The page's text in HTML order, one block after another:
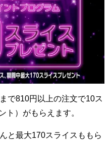
で810円以上の注文で10ス
ト）がもらえます。
と最大170スライスももら